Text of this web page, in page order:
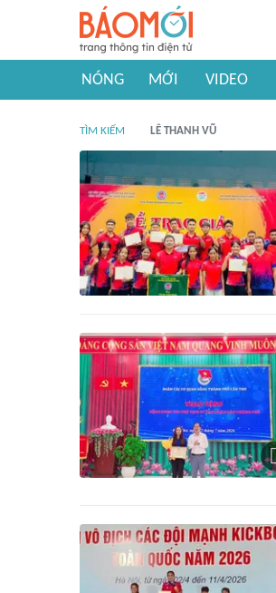
NÓNG MỚI VIDEO
TÌM KIẾM LÊ THANH VŨ